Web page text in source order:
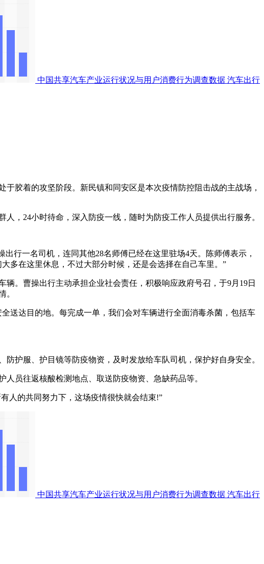
中国共享汽车产业运行状况与用户消费行为调查数据 汽车出行
胶着的攻坚阶段。新民镇和同安区是本次疫情防控阻击战的主战场，
24小时待命，深入防疫一线，随时为防疫工作人员提供出行服务。
一名司机，连同其他28名师傅已经在这里驻场4天。陈师傅表示，
多在这里休息，不过大部分时候，还是会选择在自己车里。”
。曹操出行主动承担企业社会责任，积极响应政府号召，于9月19日
。
达目的地。每完成一单，我们会对车辆进行全面消毒杀菌，包括车
护服、护目镜等防疫物资，及时发放给车队司机，保护好自身安全。
员往返核酸检测地点、取送防疫物资、急缺药品等。
人的共同努力下，这场疫情很快就会结束!”
中国共享汽车产业运行状况与用户消费行为调查数据 汽车出行